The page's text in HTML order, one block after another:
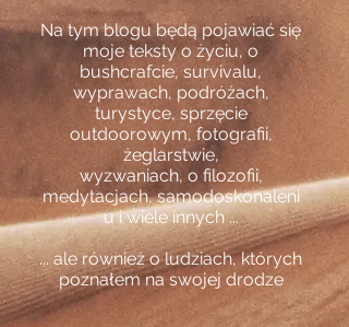
Na tym blogu będą pojawiać się
moje teksty o życiu, o
bushcrafcie, survivalu,
wyprawach, podróżach,
turystyce, sprzęcie
outdoorowym, fotografii,
żeglarstwie,
wyzwaniach, o filozofii,
medytacjach,samodoskonaleni
ui wiele innych ...
... ale również o ludziach, których
poznałem na swojej drodze